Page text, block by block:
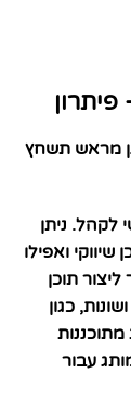
מראש תשחץ
לקהל. ניתן
ואפילו
תוכן
כגון
מתוכננות
עבור